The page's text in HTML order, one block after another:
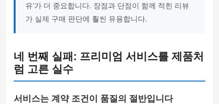
유’가 더 중요합니다. 장점과 단점이 함께 적힌 리뷰
가 실제 구매 판단에 훨씬 유용합니다.
네 번째 실패: 프리미엄 서비스를 제품처
럼 고른 실수
서비스는 계약 조건이 품질의 절반입니다